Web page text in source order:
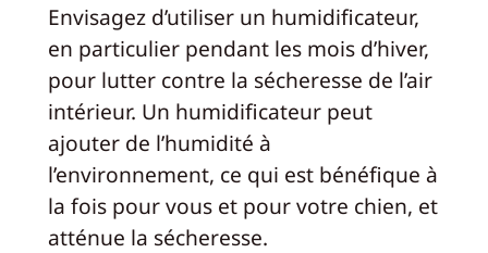
Envisagez d’utiliser un humidificateur,
en particulier pendant les mois d’hiver,
pour lutter contre la sécheresse de l’air
intérieur. Un humidificateur peut
ajouter de l’humidité à
l’environnement, ce qui est bénéfique à
la fois pour vous et pour votre chien, et
atténue la sécheresse.